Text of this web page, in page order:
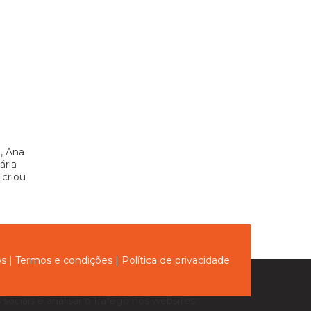
Ana
| Termos e condições | Política de privacidade
e analisar o tráfego nos websites.